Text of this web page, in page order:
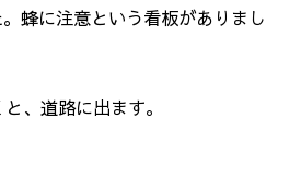
蜂に注意という看板がありまし
、道路に出ます。